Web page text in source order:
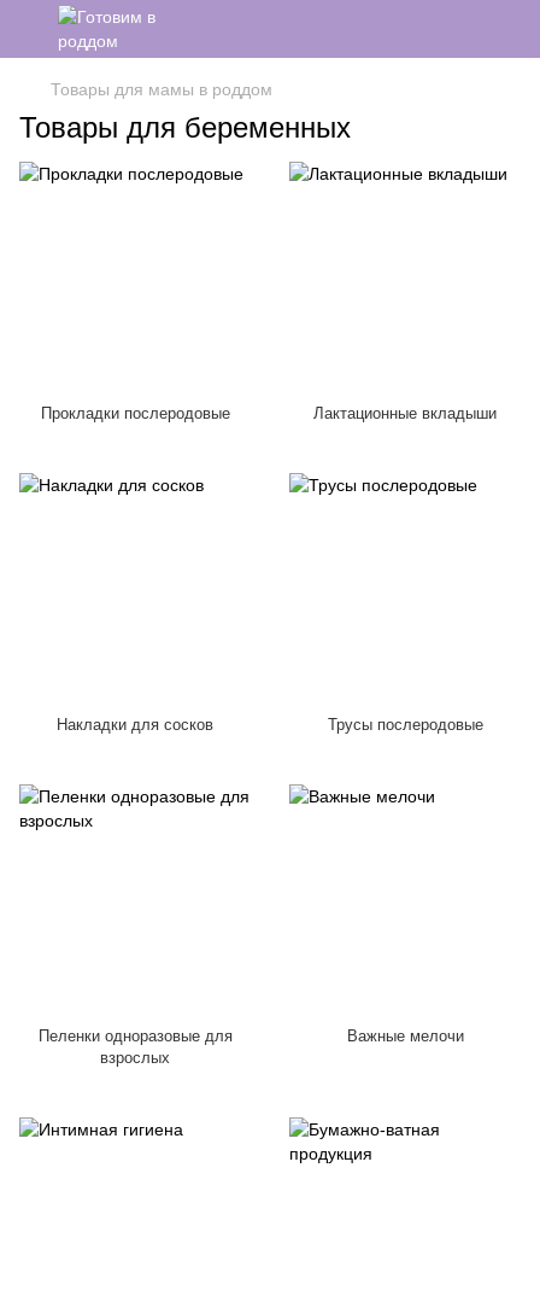
Товары для мамы в роддом
Товары для беременных
Прокладки послеродовые Лактационные вкладыши
Накладки для сосков Трусы послеродовые
Пеленки одноразовые для
взрослых
Важные мелочи